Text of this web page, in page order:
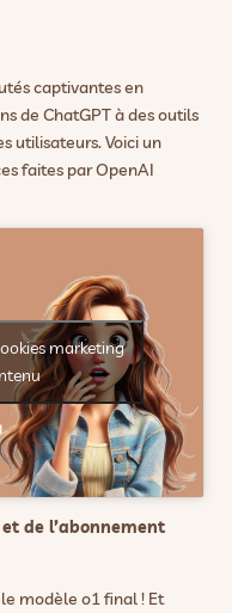
captivantes en
de ChatGPT à des outils
utilisateurs. Voici un
faites par OpenAI
marketing
de l’abonnement
modèle o1 final ! Et